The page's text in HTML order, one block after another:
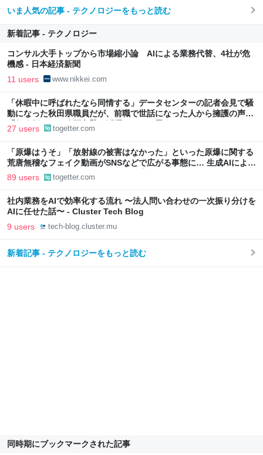
いま人気の記事 - テクノロジーをもっと読む
新着記事 - テクノロジー
コンサル大手トップから市場縮小論 AIによる業務代替、4社が危
機感 - 日本経済新聞
11 users www.nikkei.com
「休暇中に呼ばれたなら同情する」データセンターの記者会見で騒
動になった秋田県職員だが、前職で世話になった人から擁護の声
「行政側として八面六臂の活躍をしたと思う」
27 users togetter.com
「原爆はうそ」「放射線の被害はなかった」といった原爆に関する
荒唐無稽なフェイク動画がSNSなどで広がる事態に… 生成AIによる
被爆の実相からはかけ離れた動画も増加、被爆者からは憤りの声も
89 users togetter.com
社内業務をAIで効率化する流れ 〜法人問い合わせの一次振り分けを
AIに任せた話〜 - Cluster Tech Blog
9 users tech-blog.cluster.mu
新着記事 - テクノロジーをもっと読む
同時期にブックマークされた記事